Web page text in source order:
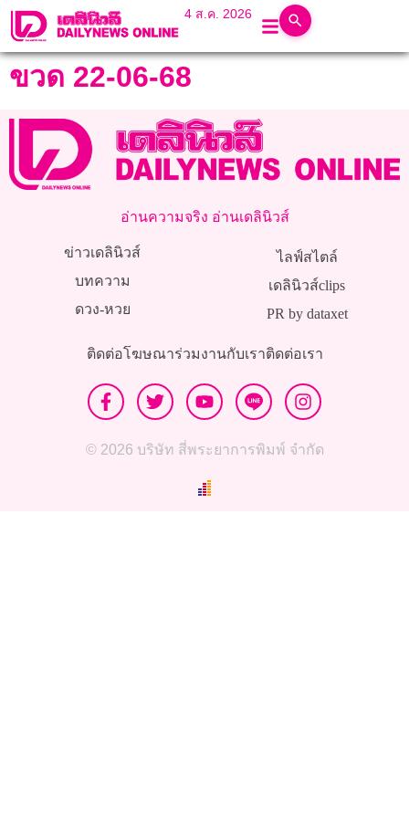
4 ส.ค. 2026
ขวด 22-06-68
อ่านความจริง อ่านเดลินิวส์
ข่าวเดลินิวส์
บทความ
ดวง-หวย
ไลฟ์สไตล์
เดลินิวส์clips
PR by dataxet
ติดต่อโฆษณาร่วมงานกับเราติดต่อเรา
© 2026 บริษัท สี่พระยาการพิมพ์ จำกัด